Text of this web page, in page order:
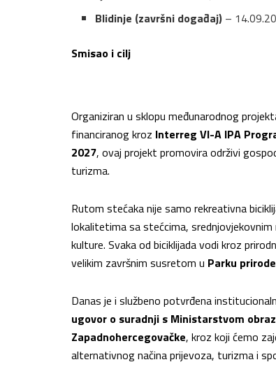
Blidinje (završni događaj) –
Smisao i cilj
Organiziran u sklopu međunarodnog
financiranog kroz Interreg VI-A IPA
2027, ovaj projekt promovira održivi
turizma.
Rutom stećaka nije samo rekreativna
lokalitetima sa stećcima,
kulture. Svaka od biciklijada vodi kroz
velikim završnim susretom u Parku
Danas je i službeno potvrđena
ugovor o suradnji s Ministarstvom
Zapadnohercegovačke, kroz koji ćemo
alternativnog načina prijevoza, turizma i